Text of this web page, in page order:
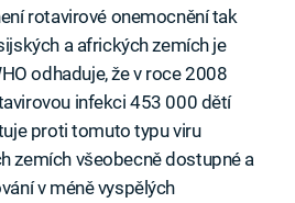
rotavirové onemocnění tak
a afrických zemích je
odhaduje, že v roce 2008
infekci 453 000 dětí
proti tomuto typu viru
zemích všeobecně dostupné a
v méně vyspělých